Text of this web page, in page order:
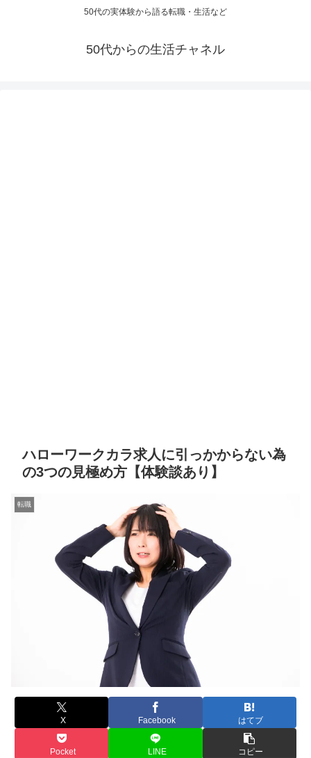
50代の実体験から語る転職・生活など
50代からの生活チャネル
ハローワークカラ求人に引っかからない為
の3つの見極め方【体験談あり】
転職
X Facebook はてブ
Pocket LINE コピー